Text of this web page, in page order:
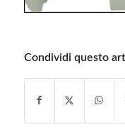
Condividi questo